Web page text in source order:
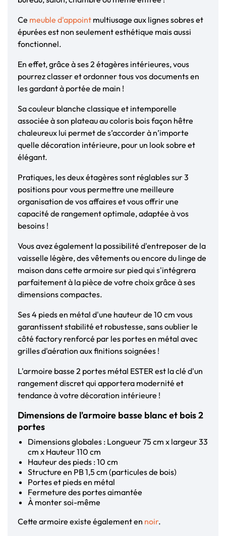
Ce meuble d'appoint multiusage aux lignes sobres et
épurées est non seulement esthétique mais aussi
fonctionnel.
En effet, grâce à ses 2 étagères intérieures, vous
pourrez classer et ordonner tous vos documents en
les gardant à portée de main !
Sa couleur blanche classique et intemporelle
associée à son plateau au coloris bois façon hêtre
chaleureux lui permet de s’accorder à n’importe
quelle décoration intérieure, pour un look sobre et
élégant.
Pratiques, les deux étagères sont réglables sur 3
positions pour vous permettre une meilleure
organisation de vos affaires et vous offrir une
capacité de rangement optimale, adaptée à vos
besoins !
Vous avez également la possibilité d'entreposer de la
vaisselle légère, des vêtements ou encore du linge de
maison dans cette armoire sur pied qui s'intégrera
parfaitement à la pièce de votre choix grâce à ses
dimensions compactes.
Ses 4 pieds en métal d'une hauteur de 10 cm vous
garantissent stabilité et robustesse, sans oublier le
côté factory renforcé par les portes en métal avec
grilles d'aération aux finitions soignées !
L'armoire basse 2 portes métal ESTER est la clé d'un
rangement discret qui apportera modernité et
tendance à votre décoration intérieure !
Dimensions de l'armoire basse blanc et bois 2
portes
Dimensions globales : Longueur 75 cm x largeur 33
cm x Hauteur 110 cm
Hauteur des pieds : 10 cm
Structure en PB 1,5 cm (particules de bois)
Portes et pieds en métal
Fermeture des portes aimantée
À monter soi-même
Cette armoire existe également en noir.